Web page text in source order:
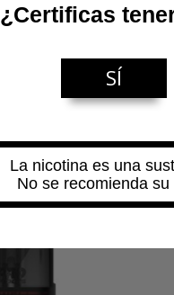
¿Certificas
SÍ
La nicotina es una
No se recomienda